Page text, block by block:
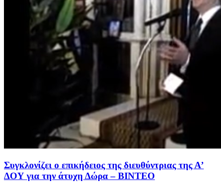
Συγκλονίζει ο επικήδειος της διευθύντριας της Α’
ΔΟΥ για την άτυχη Δώρα – ΒΙΝΤΕΟ